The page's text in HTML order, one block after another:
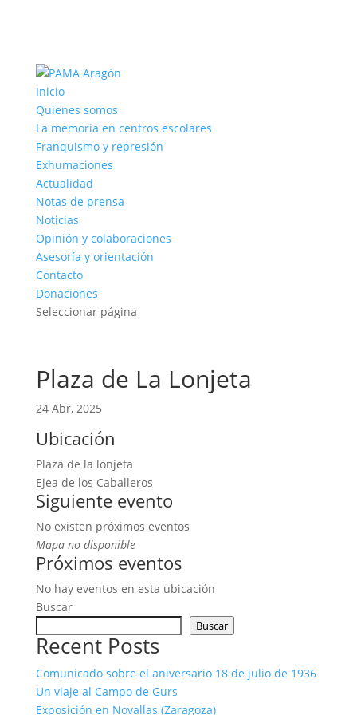
Inicio
Quienes somos
La memoria en centros escolares
Franquismo y represión
Exhumaciones
Actualidad
Notas de prensa
Noticias
Opinión y colaboraciones
Asesoría y orientación
Contacto
Donaciones
Seleccionar página
Plaza de La Lonjeta
24 Abr, 2025
Ubicación
Plaza de la lonjeta
Ejea de los Caballeros
Siguiente evento
No existen próximos eventos
Mapa no disponible
Próximos eventos
No hay eventos en esta ubicación
Buscar
Buscar
Recent Posts
Comunicado sobre el aniversario 18 de julio de 1936
Un viaje al Campo de Gurs
Exposición en Novallas (Zaragoza)